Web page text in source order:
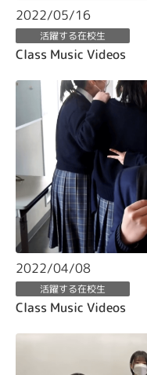
2022/05/16
活躍する在校生
Class Music Videos
2022/04/08
活躍する在校生
Class Music Videos